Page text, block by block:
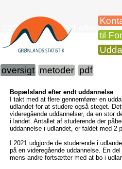
til
2021 Bopælsland efter
oversigt metoder pdf